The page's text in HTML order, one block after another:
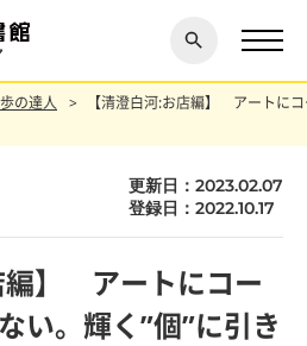
探す
閉じ
る
の達人 【清澄白河:お店編】 アートに
更新日：2023.02.07
登録日：2022.10.17
編】 アートにコー
い。輝く”個”に引き